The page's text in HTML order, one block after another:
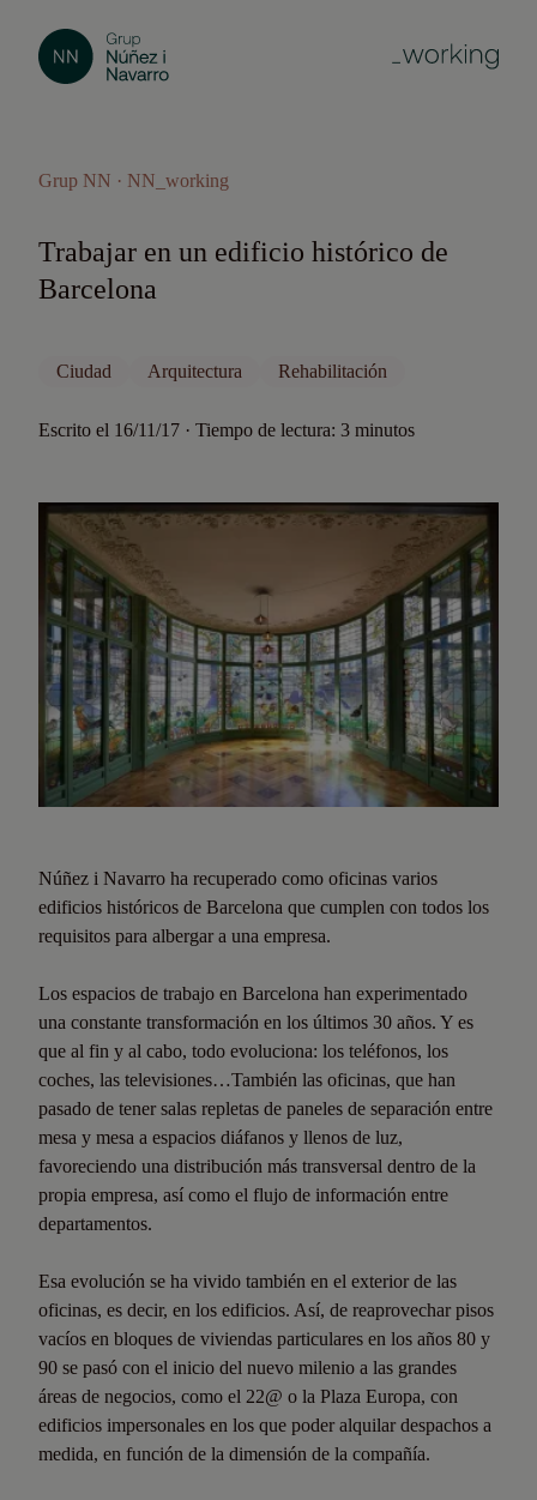
Grup NN · NN_working
Trabajar en un edificio histórico de
Barcelona
Ciudad Arquitectura Rehabilitación
Escrito el 16/11/17 · Tiempo de lectura: 3 minutos
Núñez i Navarro ha recuperado como oficinas varios
edificios históricos de Barcelona que cumplen con todos los
requisitos para albergar a una empresa.
Los espacios de trabajo en Barcelona han experimentado
una constante transformación en los últimos 30 años. Y es
que al fin y al cabo, todo evoluciona: los teléfonos, los
coches, las televisiones…También las oficinas, que han
pasado de tener salas repletas de paneles de separación entre
mesa y mesa a espacios diáfanos y llenos de luz,
favoreciendo una distribución más transversal dentro de la
propia empresa, así como el flujo de información entre
departamentos.
Esa evolución se ha vivido también en el exterior de las
oficinas, es decir, en los edificios. Así, de reaprovechar pisos
vacíos en bloques de viviendas particulares en los años 80 y
90 se pasó con el inicio del nuevo milenio a las grandes
áreas de negocios, como el 22@ o la Plaza Europa, con
edificios impersonales en los que poder alquilar despachos a
medida, en función de la dimensión de la compañía.